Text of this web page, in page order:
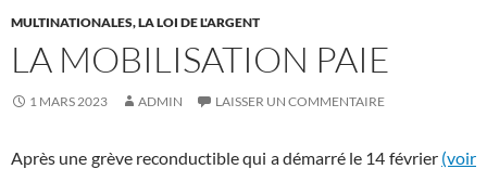
MULTINATIONALES, LA LOI DE L'ARGENT
LA MOBILISATION PAIE
1 MARS 2023 ADMIN LAISSER UN COMMENTAIRE
Après une grève reconductible qui a démarré le 14 février (voir